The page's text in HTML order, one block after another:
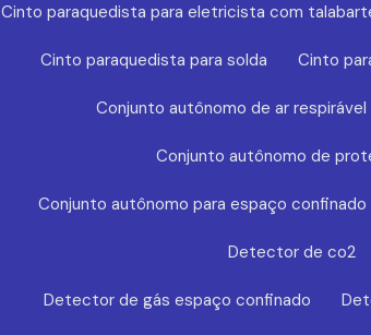
Cinto paraquedista para eletricista com
Cinto paraquedista para solda Cinto
Conjunto autônomo de ar respirável
Conjunto autônomo de
Conjunto autônomo para espaço confinado
Detector de co2
Detector de gás espaço confinado